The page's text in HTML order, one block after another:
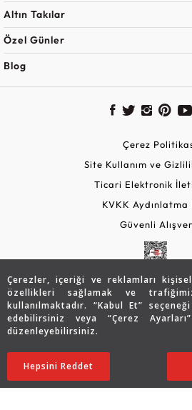
Çerezler, içeriği ve reklamları
özellikleri sağlamak ve
kullanılmaktadır. “Kabul Et”
edebilirsiniz veya “Çerez
düzenleyebilirsiniz.
Hepsini Reddet
24.117 TL
19.320TL
Altın Takılar
Özel Günler
Blog
Çerez
Site Kullanım ve
Ticari Elektronik
KVKK Aydınlatma
Güvenli
Copyright © 2026 Assos Pırlanta -